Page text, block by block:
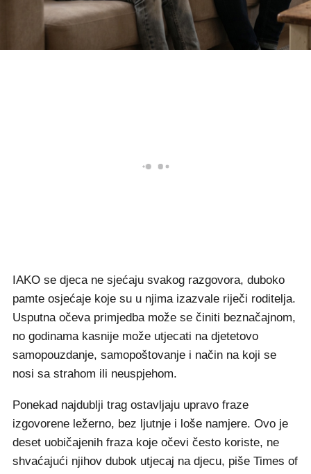
IAKO se djeca ne sjećaju svakog razgovora, duboko
pamte osjećaje koje su u njima izazvale riječi roditelja.
Usputna očeva primjedba može se činiti beznačajnom,
no godinama kasnije može utjecati na djetetovo
samopouzdanje, samopoštovanje i način na koji se
nosi sa strahom ili neuspjehom.
Ponekad najdublji trag ostavljaju upravo fraze
izgovorene ležerno, bez ljutnje i loše namjere. Ovo je
deset uobičajenih fraza koje očevi često koriste, ne
shvaćajući njihov dubok utjecaj na djecu, piše Times of